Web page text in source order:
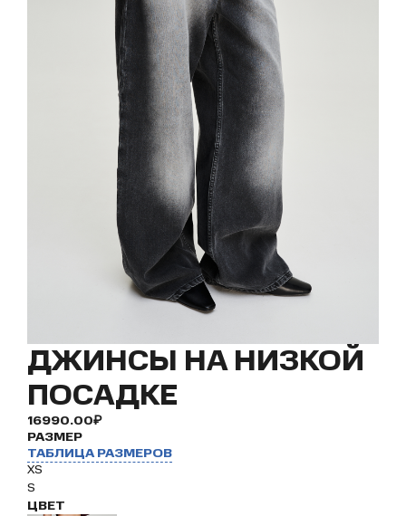
ДЖИНСЫ НА НИЗКОЙ
ПОСАДКЕ
16990.00₽
РАЗМЕР
ТАБЛИЦА РАЗМЕРОВ
XS
S
ЦВЕТ